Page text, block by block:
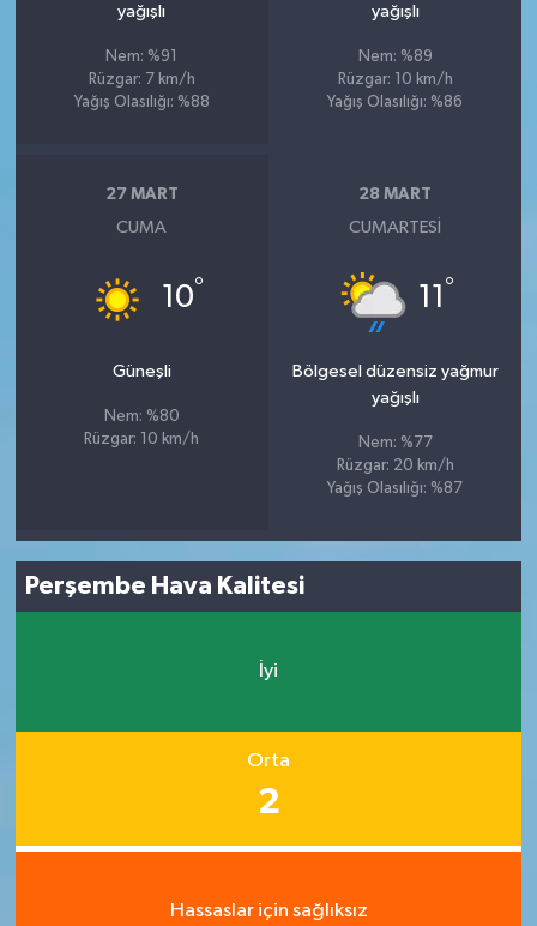
yağışlı
Nem: %91
Rüzgar: 7 km/h
Yağış Olasılığı: %88
yağışlı
Nem: %89
Rüzgar: 10 km/h
Yağış Olasılığı: %86
27 MART
CUMA
10°
Güneşli
Nem: %80
Rüzgar: 10 km/h
28 MART
CUMARTESI
11 °
Bölgesel düzensiz yağmur
yağışlı
Nem: %77
Rüzgar: 20 km/h
Yağış Olasılığı: %87
Perşembe Hava Kalitesi
İyi
Orta
2
Hassaslar için sağlıksız